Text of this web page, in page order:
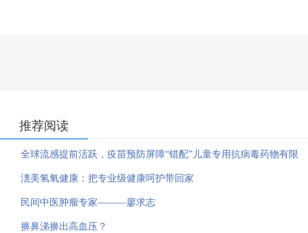
推荐阅读
全球流感提前活跃，疫苗预防屏障“错配”儿童专用抗病毒药物有限
潓美氢氧健康：把专业级健康呵护带回家
民间中医肿瘤专家———廖求志
擤鼻涕擤出高血压？